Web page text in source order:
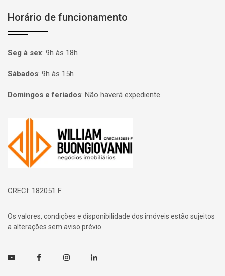
Horário de funcionamento
Seg à sex: 9h às 18h
Sábados: 9h às 15h
Domingos e feriados: Não haverá expediente
Página inicial
CRECI: 182051 F
Os valores, condições e disponibilidade dos imóveis estão sujeitos
a alterações sem aviso prévio.
Youtube FacebookInstagramLinkedin